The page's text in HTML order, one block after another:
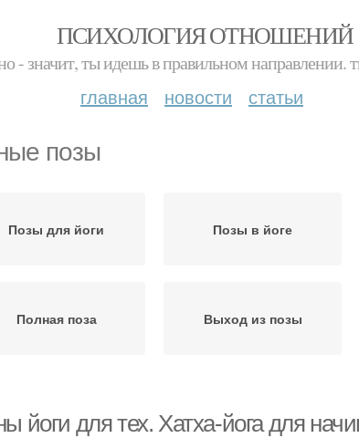
ПСИХОЛОГИЯ ОТНОШЕНИЙ
- значит, ты идешь в правильном направлении.
главная новости статьи
позы
Позы для йоги Позы в йоге
Полная поза Выход из позы
йоги для тех. Хатха-йога для